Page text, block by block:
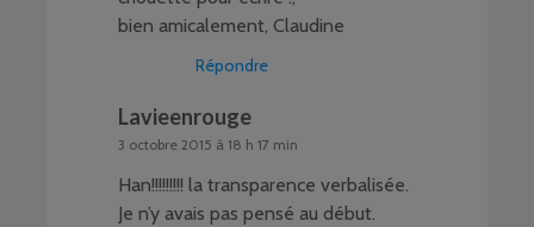
bien amicalement, Claudine
Répondre
Lavieenrouge
3 octobre 2015 à 18 h 17 min
Han!!!!!!!!! la transparence verbalisée.
Je n’y avais pas pensé au début.